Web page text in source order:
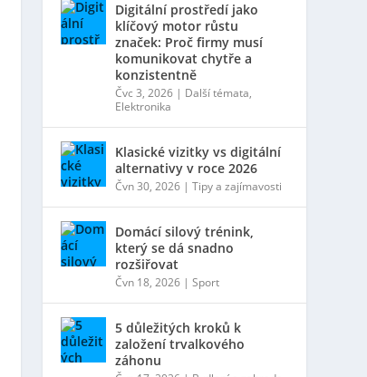
Digitální prostředí jako
klíčový motor růstu
značek: Proč firmy musí
komunikovat chytře a
konzistentně
Čvc 3, 2026 | Další témata,
Elektronika
Klasické vizitky vs digitální
alternativy v roce 2026
Čvn 30, 2026 |Tipy a zajímavosti
Domácí silový trénink,
který se dá snadno
rozšiřovat
Čvn 18, 2026 |Sport
5 důležitých kroků k
založení trvalkového
záhonu